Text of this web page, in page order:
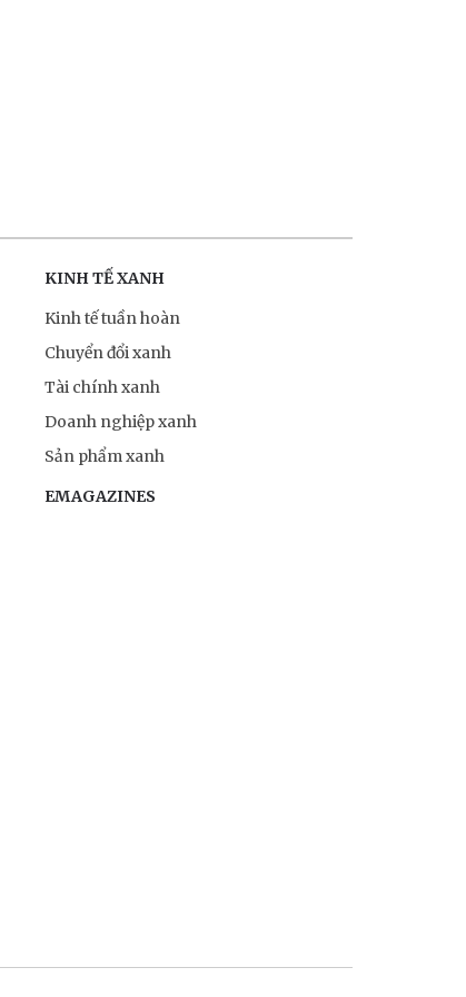
KINH TẾ XANH
Kinh tế tuần hoàn
Chuyển đổi xanh
Tài chính xanh
Doanh nghiệp xanh
Sản phẩm xanh
EMAGAZINES